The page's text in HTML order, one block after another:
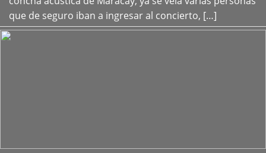
que de seguro iban a ingresar al concierto, […]